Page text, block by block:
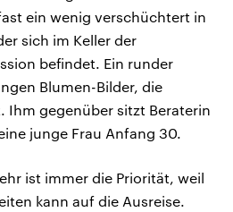
ein wenig verschüchtert in
sich im Keller der
befindet. Ein runder
Blumen-Bilder, die
Ihm gegenüber sitzt Beraterin
junge Frau Anfang 30.
ist immer die Priorität, weil
kann auf die Ausreise.